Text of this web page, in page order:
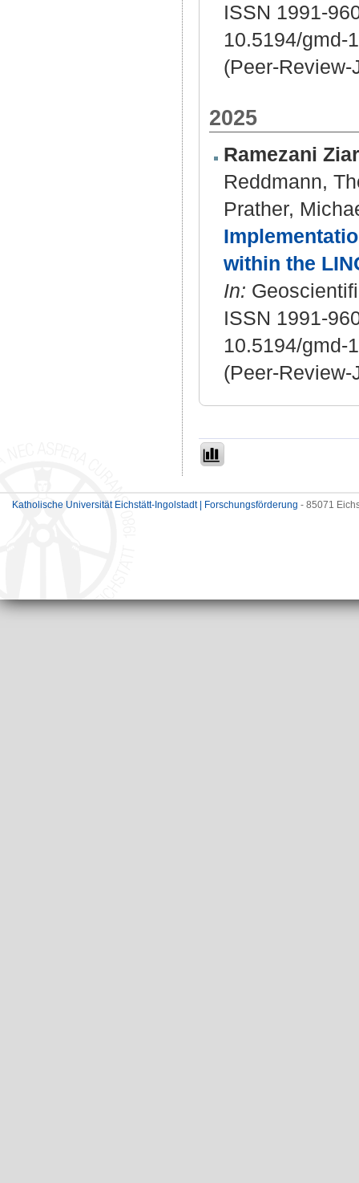
ISSN 1991-
10.5194/gmd-
(Peer-Review-
2025
Ramezani
Reddmann,
Prather,
within the
In:
ISSN 1991-
10.5194/gmd-
(Peer-Review-
Katholische Universität Eichstätt-Ingolstadt | Forschungsförderung - 85071